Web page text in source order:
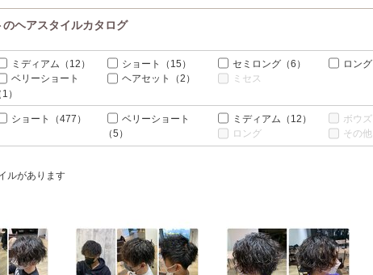
ヘアスタイルカタログ
ミディアム （12） ショート （15） セミロング （6） ロング
ベリーショート
1）
ヘアセット （2） ミセス
ショート （477）
ベリーショート
（5）
ミディアム （12）
ボウズ
ロング
その他
ルがあります